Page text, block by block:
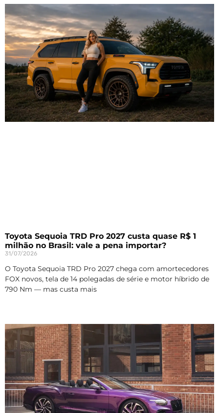
Toyota Sequoia TRD Pro 2027 custa quase R$ 1
milhão no Brasil: vale a pena importar?
31/07/2026
O Toyota Sequoia TRD Pro 2027 chega com amortecedores
FOX novos, tela de 14 polegadas de série e motor híbrido de
790 Nm — mas custa mais